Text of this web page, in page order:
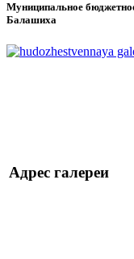
Муниципальное
Балашиха
Адрес галереи